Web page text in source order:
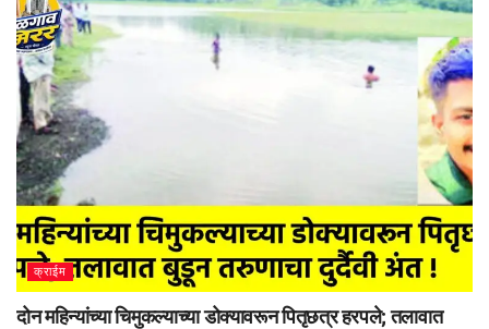
क्राईम
दोन महिन्यांच्या चिमुकल्याच्या डोक्यावरून पितृछत्र हरपले; तलावात